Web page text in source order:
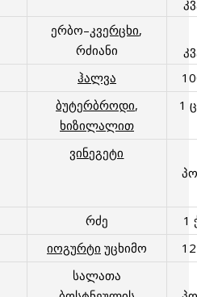
ერბო–კვერცხი,
რძიანი
ჰალვა
ბუტერბროდი,
ხიზილალით
1
ვინეგეტი
რძე
1
იოგურტი უცხიმო
სალათა